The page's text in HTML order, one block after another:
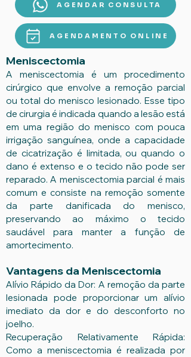
AGENDAR CONSULTA
AGENDAMENTO ONLINE
Meniscectomia
A meniscectomia é um procedimento
cirúrgico que envolve a remoção parcial
ou total do menisco lesionado. Esse tipo
de cirurgia é indicada quando a lesão está
em uma região do menisco com pouca
irrigação sanguínea, onde a capacidade
de cicatrização é limitada, ou quando o
dano é extenso e o tecido não pode ser
reparado. A meniscectomia parcial é mais
comum e consiste na remoção somente
da parte danificada do menisco,
preservando ao máximo o tecido
saudável para manter a função de
amortecimento.
Vantagens da Meniscectomia
Alívio Rápido da Dor: A remoção da parte
lesionada pode proporcionar um alívio
imediato da dor e do desconforto no
joelho.
Recuperação Relativamente Rápida:
Como a meniscectomia é realizada por